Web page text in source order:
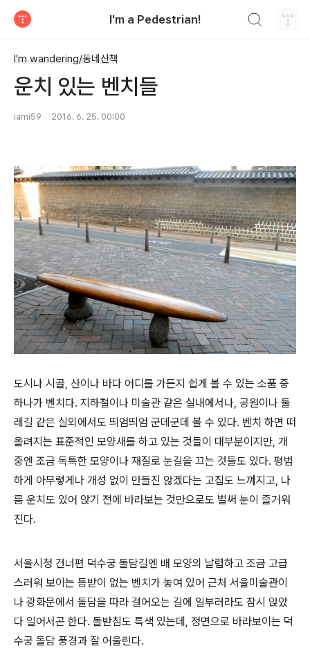
I'm a Pedestrian!
I'm wandering/동네산책
운치 있는 벤치들
iami59 2016. 6. 25. 00:00
도시나 시골, 산이나 바다 어디를 가든지 쉽게 볼 수 있는 소품 중
하나가 벤치다. 지하철이나 미술관 같은 실내에서나, 공원이나 둘
레길 같은 실외에서도 띄엄띄엄 군데군데 볼 수 있다. 벤치 하면 떠
올려지는 표준적인 모양새를 하고 있는 것들이 대부분이지만, 개
중엔 조금 독특한 모양이나 재질로 눈길을 끄는 것들도 있다. 평범
하게 아무렇게나 개성 없이 만들진 않겠다는 고집도 느껴지고, 나
름 운치도 있어 앉기 전에 바라보는 것만으로도 벌써 눈이 즐거워
진다.
서울시청 건너편 덕수궁 돌담길엔 배 모양의 날렵하고 조금 고급
스러워 보이는 등받이 없는 벤치가 놓여 있어 근처 서울미술관이
나 광화문에서 돌담을 따라 걸어오는 길에 일부러라도 잠시 앉았
다 일어서곤 한다. 돌받침도 특색 있는데, 정면으로 바라보이는 덕
수궁 돌담 풍경과 잘 어울린다.